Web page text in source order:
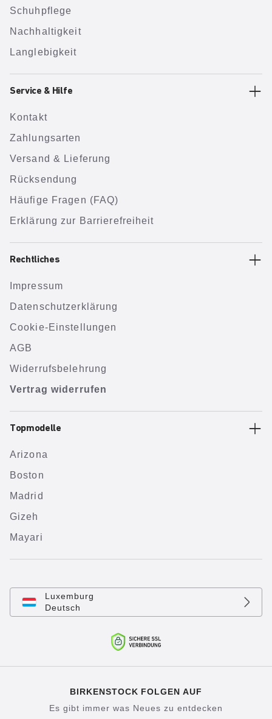
Schuhpflege
Nachhaltigkeit
Langlebigkeit
Service & Hilfe
Kontakt
Zahlungsarten
Versand & Lieferung
Rücksendung
Häufige Fragen (FAQ)
Erklärung zur Barrierefreiheit
Rechtliches
Impressum
Datenschutzerklärung
Cookie-Einstellungen
AGB
Widerrufsbelehrung
Vertrag widerrufen
Topmodelle
Arizona
Boston
Madrid
Gizeh
Mayari
Luxemburg
Deutsch
BIRKENSTOCK FOLGEN AUF
Es gibt immer was Neues zu entdecken